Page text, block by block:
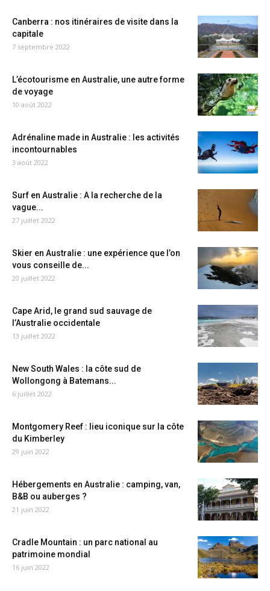
Canberra : nos itinéraires de visite dans la
capitale
7 septembre 2022
L’écotourisme en Australie, une autre forme
de voyage
10 août 2022
Adrénaline made in Australie : les activités
incontournables
3 août 2022
Surf en Australie : A la recherche de la
vague...
27 juillet 2022
Skier en Australie : une expérience que l’on
vous conseille de...
20 juillet 2022
Cape Arid, le grand sud sauvage de
l’Australie occidentale
13 juillet 2022
New South Wales : la côte sud de
Wollongong à Batemans...
6 juillet 2022
Montgomery Reef : lieu iconique sur la côte
du Kimberley
29 juin 2022
Hébergements en Australie : camping, van,
B&B ou auberges ?
21 juin 2022
Cradle Mountain : un parc national au
patrimoine mondial
16 juin 2022